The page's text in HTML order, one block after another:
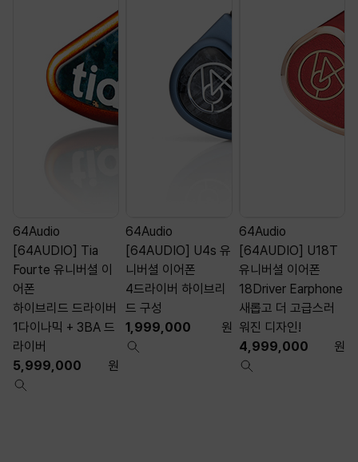
64Audio
[64AUDIO] Tia
Fourte 유니버셜 이
어폰
하이브리드 드라이버
1다이나믹 + 3BA 드
라이버
5,999,000
원
64Audio
[64AUDIO] U4s 유
니버셜 이어폰
4드라이버 하이브리
드 구성
1,999,000
원
64Audio
[64AUDIO] U18T
유니버셜 이어폰
18Driver Earphone
새롭고 더 고급스러
워진 디자인!
4,999,000
원